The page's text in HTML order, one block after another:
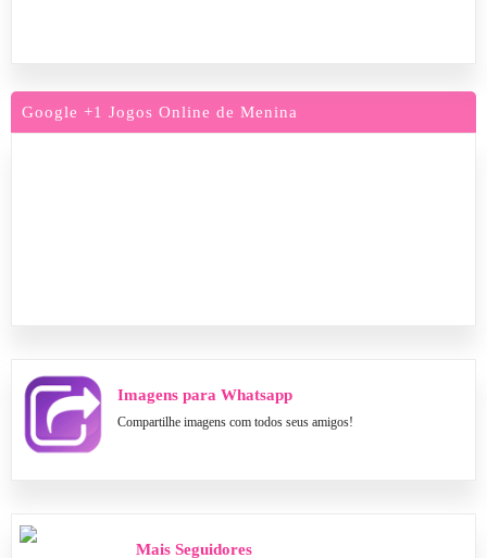
Google +1 Jogos Online de Menina
Imagens para Whatsapp
Compartilhe imagens com todos seus amigos!
Mais Seguidores